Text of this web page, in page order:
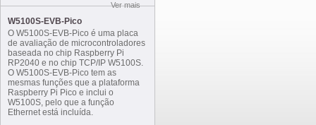
Ver mais
W5100S-EVB-Pico
O W5100S-EVB-Pico é uma placa
de avaliação de microcontroladores
baseada no chip Raspberry Pi
RP2040 e no chip TCP/IP W5100S.
O W5100S-EVB-Pico tem as
mesmas funções que a plataforma
Raspberry Pi Pico e inclui o
W5100S, pelo que a função
Ethernet está incluída.